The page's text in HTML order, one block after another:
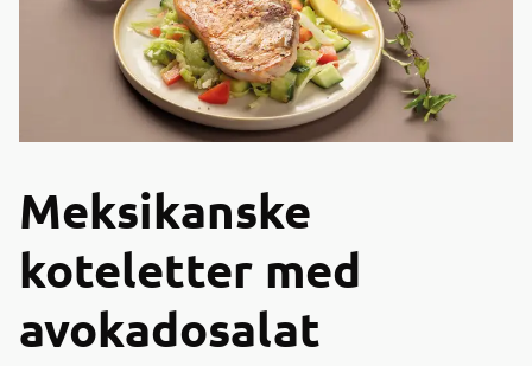
Meksikanske
koteletter med
avokadosalat